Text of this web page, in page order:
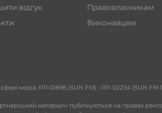
відгук
Правовласникам
Виконавцям
медіа: R11-01896 (SUN FM) | R11-02234 (SUN
матеріал» публікуються на правах